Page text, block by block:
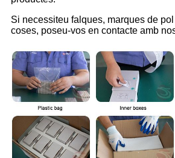
Si necessiteu falques, marques de
coses, poseu-vos en contacte amb